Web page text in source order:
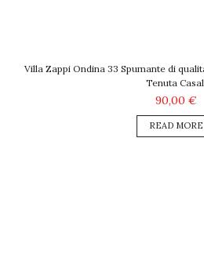
Villa Zappi Ondina 33 Spumante di
Tenuta
90,00 €
READ MORE